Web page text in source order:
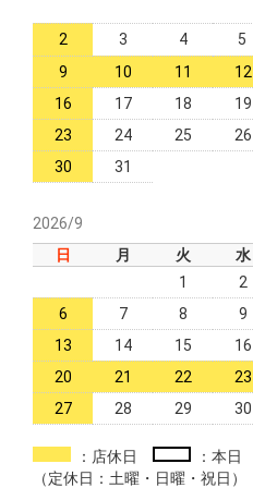
2
3 4 5
9
10 11 12
16
17 18 19
23
24 25 26
30
31
2026/9
日
月 火 水
1
2
6
7 8 9
13
14 15 16
20
21 22 23
27
28 29 30
：店休日
：本日
（定休日：土曜・日曜・祝日）